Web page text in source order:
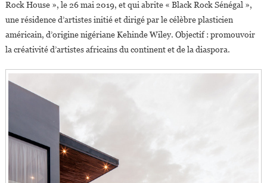
Rock House », le 26 mai 2019, et qui abrite « Black Rock Sénégal »,
une résidence d’artistes initié et dirigé par le célèbre plasticien
américain, d’origine nigériane Kehinde Wiley. Objectif : promouvoir
la créativité d’artistes africains du continent et de la diaspora.